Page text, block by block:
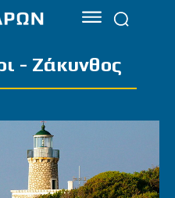
- Ζάκυνθος